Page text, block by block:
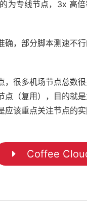
为专线节点，3x 高
，部分脚本测速不
，很多机场节点总数
点（复用），目的就
该重点关注节点的
Coffee